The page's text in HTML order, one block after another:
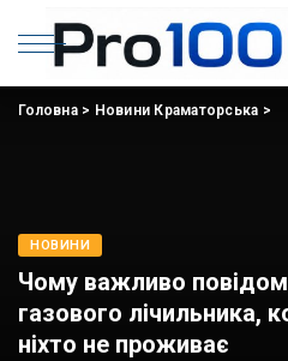
Головна> Новини Краматорська >
НОВИНИ
Чому важливо
газового лічильника,
ніхто не проживає